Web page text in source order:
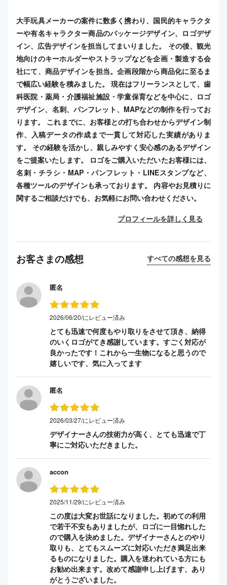
大手玩具メーカーの案件に数多く携わり、国民的キャラクタ
ーや有名キャラクター商品のパッケージデザイン、ロゴデザ
イン、広告デザインを担当してまいりました。 その後、観光
地向けのキーホルダーやストラップなどを企画・製造する会
社にて、商品デザインを担当。企画段階から商品化に至るま
で幅広い経験を積みました。 現在はフリーランスとして、歯
科医院・薬局・介護福祉施設・学童保育などを中心に、ロゴ
デザイン、名刺、パンフレット、MAPなどの制作を行ってお
ります。 これまでに、お客様との打ち合わせからデザイン制
作、入稿データの作成まで一貫して対応した実績がありま
す。 その経験を活かし、親しみやすく安心感のあるデザイン
をご提案いたします。 ロゴをご購入いただいたお客様には、
名刺・チラシ・MAP・パンフレット・LINEスタンプなど、
各種ツールのデザインも承っております。 内容やお見積りに
関するご相談だけでも、お気軽にお問い合わせください。
プロフィールを詳しく見る
お客さまの感想 すべての感想を見る
匿名
2026/06/20/にレビュー済み
とても迅速で何度もやり取りをさせて頂き、納得
のいくロゴがてき感謝しています。すごく対応が
良かったです！これから一生物になると思うので
嬉しいです、気に入ってます
匿名
2026/03/27/にレビュー済み
デザイナーさんの技術力が高く、とても迅速で丁
寧にご対応いただきました。
accon
2025/11/29/にレビュー済み
この度は大変お世話になりました。初めての利用
で若干不安もありましたが、ロゴに一目惚れした
ので購入を決めました。デザイナーさんとのやり
取りも、とてもスムーズに対応いただき満足出来
るものになりました。購入を迷われている方にも
お勧め出来ます。改めて感謝申し上げます、あり
がとうございました。